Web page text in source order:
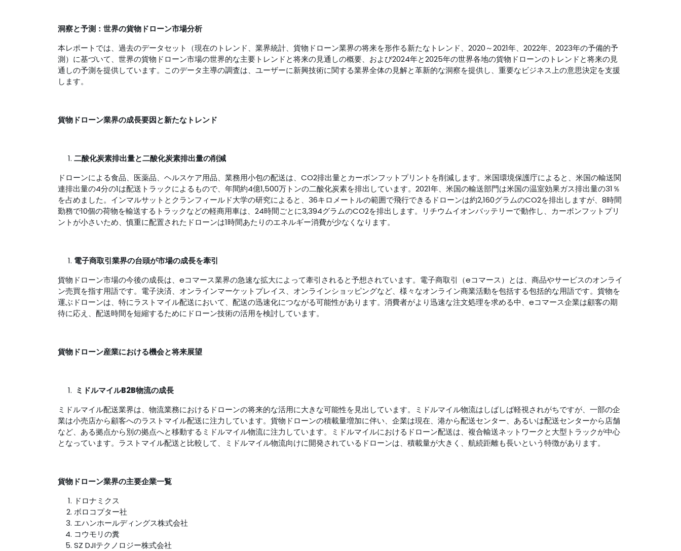
洞察と予測：世界の貨物ドローン市場分析
本レポートでは、過去のデータセット（現在のトレンド、業界統計、貨物ドローン業界の将来を形作る新たなトレンド、2020～2021年、2022年、2023年の予備的予
測）に基づいて、世界の貨物ドローン市場の世界的な主要トレンドと将来の見通しの概要、および2024年と2025年の世界各地の貨物ドローンのトレンドと将来の見
通しの予測を提供しています。このデータ主導の調査は、ユーザーに新興技術に関する業界全体の見解と革新的な洞察を提供し、重要なビジネス上の意思決定を支援
します。
貨物ドローン業界の成長要因と新たなトレンド
二酸化炭素排出量と二酸化炭素排出量の削減
ドローンによる食品、医薬品、ヘルスケア用品、業務用小包の配送は、CO2排出量とカーボンフットプリントを削減します。米国環境保護庁によると、米国の輸送関
連排出量の4分の1は配送トラックによるもので、年間約4億1,500万トンの二酸化炭素を排出しています。2021年、米国の輸送部門は米国の温室効果ガス排出量の31％
を占めました。インマルサットとクランフィールド大学の研究によると、36キロメートルの範囲で飛行できるドローンは約2,160グラムのCO2を排出しますが、8時間
勤務で10個の荷物を輸送するトラックなどの軽商用車は、24時間ごとに3,394グラムのCO2を排出します。リチウムイオンバッテリーで動作し、カーボンフットプリ
ントが小さいため、慎重に配置されたドローンは1時間あたりのエネルギー消費が少なくなります。
電子商取引業界の台頭が市場の成長を牽引
貨物ドローン市場の今後の成長は、eコマース業界の急速な拡大によって牽引されると予想されています。電子商取引（eコマース）とは、商品やサービスのオンライ
ン売買を指す用語です。電子決済、オンラインマーケットプレイス、オンラインショッピングなど、様々なオンライン商業活動を包括する包括的な用語です。貨物を
運ぶドローンは、特にラストマイル配送において、配送の迅速化につながる可能性があります。消費者がより迅速な注文処理を求める中、eコマース企業は顧客の期
待に応え、配送時間を短縮するためにドローン技術の活用を検討しています。
貨物ドローン産業における機会と将来展望
ミドルマイルB2B物流の成長
ミドルマイル配送業界は、物流業務におけるドローンの将来的な活用に大きな可能性を見出しています。ミドルマイル物流はしばしば軽視されがちですが、一部の企
業は小売店から顧客へのラストマイル配送に注力しています。貨物ドローンの積載量増加に伴い、企業は現在、港から配送センター、あるいは配送センターから店舗
など、ある拠点から別の拠点へと移動するミドルマイル物流に注力しています。ミドルマイルにおけるドローン配送は、複合輸送ネットワークと大型トラックが中心
となっています。ラストマイル配送と比較して、ミドルマイル物流向けに開発されているドローンは、積載量が大きく、航続距離も長いという特徴があります。
貨物ドローン業界の主要企業一覧
ドロナミクス
ボロコプター社
エハンホールディングス株式会社
コウモリの糞
SZ DJIテクノロジー株式会社